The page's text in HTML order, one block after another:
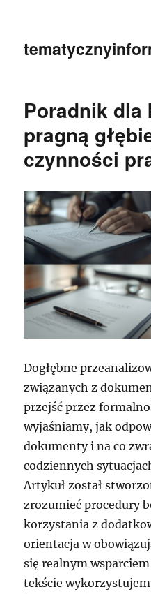
Poradnik dla
pragną
czynności
Dogłębne
związanych z
przejść przez
wyjaśniamy, jak
dokumenty i na co
codziennych
Artykuł został
zrozumieć procedury
korzystania z
orientacja w
się realnym
tekście